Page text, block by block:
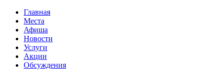
Главная
Места
Афиша
Новости
Услуги
Акции
Обсуждения